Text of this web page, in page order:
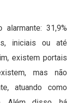
31,9%
iniciais ou até
existem portais
mas não
atuando como